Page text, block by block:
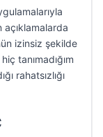
açıklamalarda
izinsiz şekilde
tanımadığım
rahatsızlığı